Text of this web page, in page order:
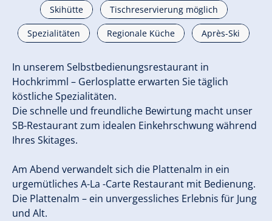
Skihütte Tischreservierung möglich
Spezialitäten Regionale Küche Après-Ski
In unserem Selbstbedienungsrestaurant in
Hochkrimml – Gerlosplatte erwarten Sie täglich
köstliche Spezialitäten.
Die schnelle und freundliche Bewirtung macht unser
SB-Restaurant zum idealen Einkehrschwung während
Ihres Skitages.
Am Abend verwandelt sich die Plattenalm in ein
urgemütliches A-La -Carte Restaurant mit Bedienung.
Die Plattenalm – ein unvergessliches Erlebnis für Jung
und Alt.